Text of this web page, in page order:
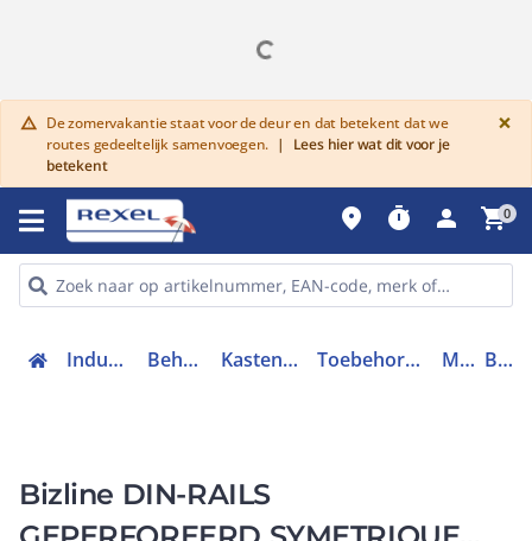
warning De zomervakantie staat voor de deur en dat betekent dat we
routes gedeeltelijk samenvoegen. |
Lees hier wat dit voor je
betekent
×
place timer person shopping_cart0
Industriele componenten Behuizingen en kasten Kasten/lessenaars toebehoren Toebehoren voor behuizingen en kasten Montagerail BIZ 200240
Bizline DIN-RAILS